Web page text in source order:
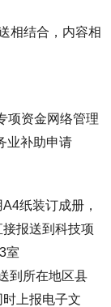
相结合，内容相
项资金网络管理
业补助申请
纸装订成册，
报送到科技项
室
到所在地区县
时上报电子文